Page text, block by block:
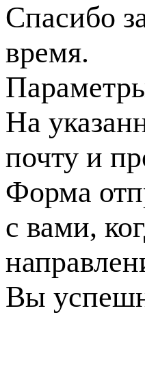
Спасибо
время.
На
почту и
Форма
с вами,
Вы